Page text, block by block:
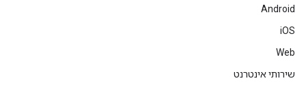
Android
iOS
Web
שירותי אינטרנט